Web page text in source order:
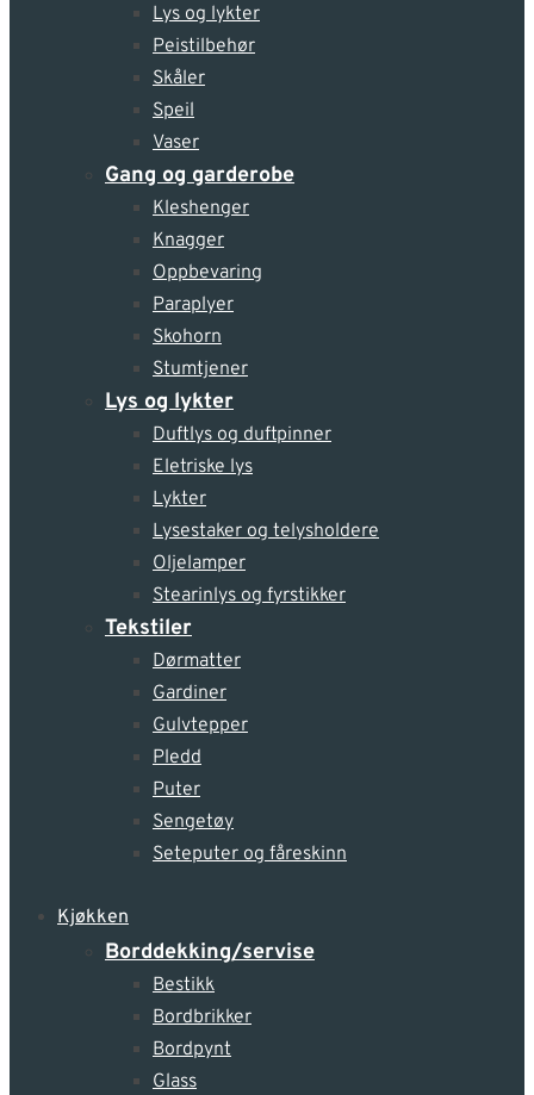
Lys og lykter
Peistilbehør
Skåler
Speil
Vaser
Gang og garderobe
Kleshenger
Knagger
Oppbevaring
Paraplyer
Skohorn
Stumtjener
Lys og lykter
Duftlys og duftpinner
Eletriske lys
Lykter
Lysestaker og telysholdere
Oljelamper
Stearinlys og fyrstikker
Tekstiler
Dørmatter
Gardiner
Gulvtepper
Pledd
Puter
Sengetøy
Seteputer og fåreskinn
Kjøkken
Borddekking/servise
Bestikk
Bordbrikker
Bordpynt
Glass